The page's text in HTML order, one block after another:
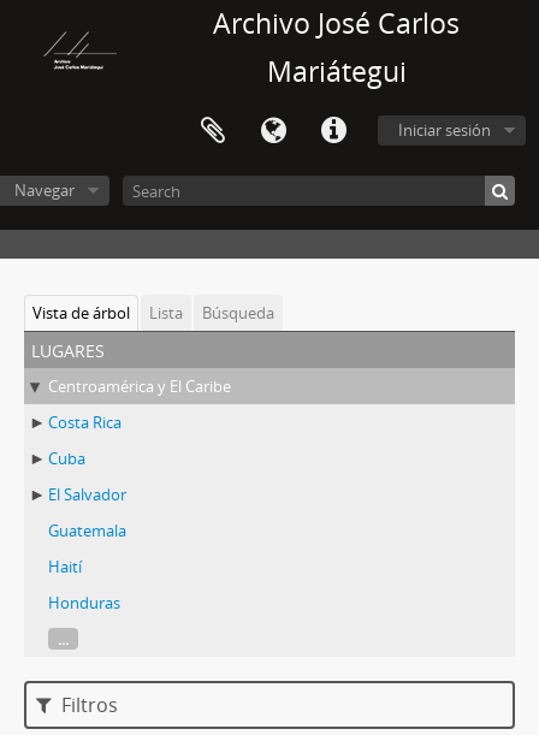
Archivo José Carlos
Mariátegui
Iniciar sesión
Navegar
Vista de árbol Lista Búsqueda
lugares
Centroamérica y El Caribe
Costa Rica
Cuba
El Salvador
Guatemala
Haití
Honduras
...
Filtros